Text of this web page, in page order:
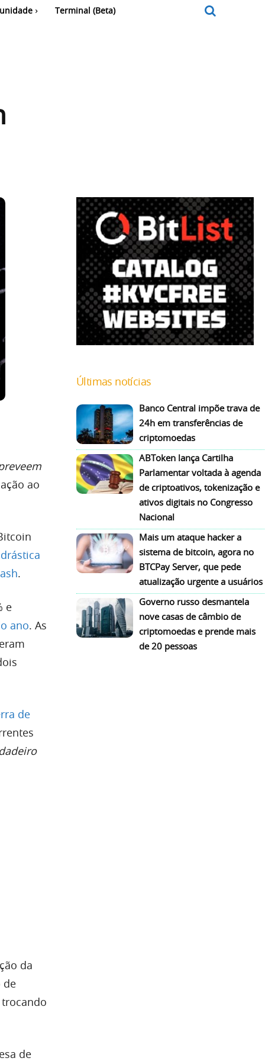
Terminal (Beta)
ao
.
e
ano. As
de
da
de
de
Últimas notícias
Banco Central impõe trava de
24h em transferências de
criptomoedas
ABToken lança Cartilha
Parlamentar voltada à agenda
de criptoativos, tokenização e
ativos digitais no Congresso
Nacional
Mais um ataque hacker a
sistema de bitcoin, agora no
BTCPay Server, que pede
atualização urgente a usuários
Governo russo desmantela
nove casas de câmbio de
criptomoedas e prende mais
de 20 pessoas